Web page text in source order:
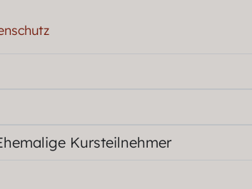
Kursteilnehmer